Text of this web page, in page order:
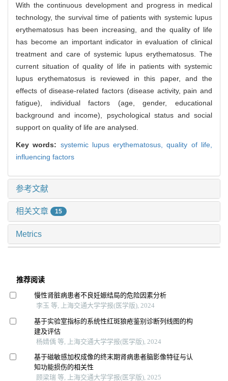
With the continuous development and progress in medical
technology, the survival time of patients with systemic lupus
erythematosus has been increasing, and the quality of life
has become an important indicator in evaluation of clinical
treatment and care of systemic lupus erythematosus. The
current situation of quality of life in patients with systemic
lupus erythematosus is reviewed in this paper, and the
effects of disease-related factors (disease activity, pain and
fatigue), individual factors (age, gender, educational
background and income), psychological status and social
support on quality of life are analysed.
Key words: systemic lupus erythematosus,quality of life,
influencing factors
参考文献
相关文章 15
Metrics
推荐阅读
慢性肾脏病患者不良妊娠结局的危险因素分析
李玉 等, 上海交通大学学报(医学版), 2024
基于实验室指标的系统性红斑狼疮鉴别诊断列线图的构
建及评估
杨婧偊 等, 上海交通大学学报(医学版), 2024
基于磁敏感加权成像的终末期肾病患者脑影像特征与认
知功能损伤的相关性
顾梁瑞 等, 上海交通大学学报(医学版), 2025